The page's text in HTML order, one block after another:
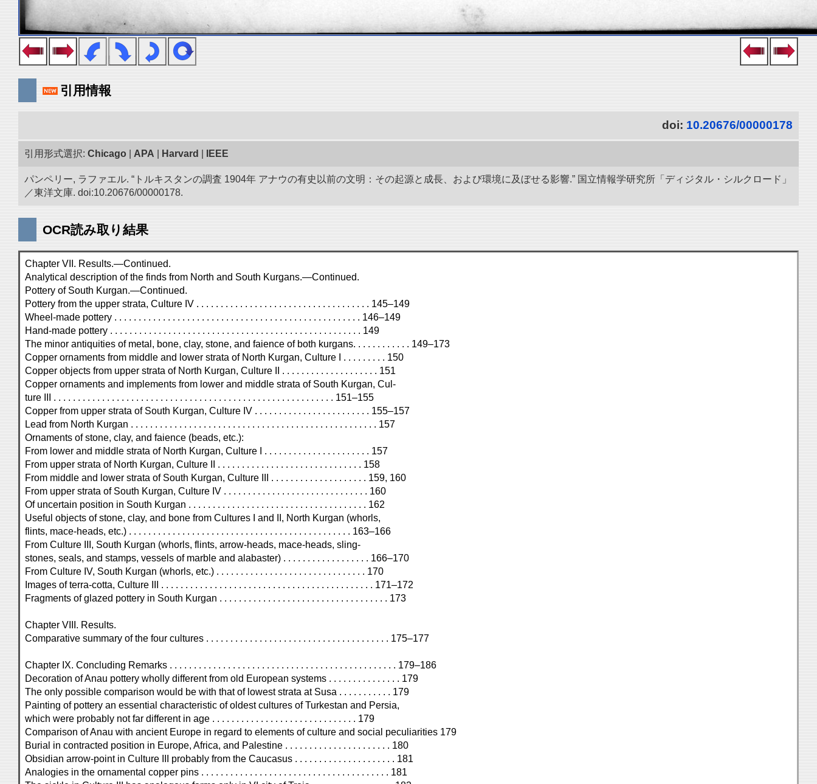
引用情報
doi: 10.20676/00000178
引用形式選択: Chicago APA Harvard IEEE
パンペリー, ラファエル. “トルキスタンの調査 1904年 アナウの有史以前の文明：その起源と成長、および環境に及ぼせる影響.” 国立情報学研究所「ディジタル・シルクロード」
／東洋文庫. doi:10.20676/00000178.
OCR読み取り結果
Chapter VII. Results.—Continued.
Analytical description of the finds from North and South Kurgans.—Continued.
Pottery of South Kurgan.—Continued.
Pottery from the upper strata, Culture IV . . . . . . . . . . . . . . . . . . . . . . . . . . . . . . . . . . . . 145–149
Wheel-made pottery . . . . . . . . . . . . . . . . . . . . . . . . . . . . . . . . . . . . . . . . . . . . . . . . . . . 146–149
Hand-made pottery . . . . . . . . . . . . . . . . . . . . . . . . . . . . . . . . . . . . . . . . . . . . . . . . . . . . 149
The minor antiquities of metal, bone, clay, stone, and faience of both kurgans. . . . . . . . . . . . 149–173
Copper ornaments from middle and lower strata of North Kurgan, Culture I . . . . . . . . . 150
Copper objects from upper strata of North Kurgan, Culture II . . . . . . . . . . . . . . . . . . . . 151
Copper ornaments and implements from lower and middle strata of South Kurgan, Cul-
ture III . . . . . . . . . . . . . . . . . . . . . . . . . . . . . . . . . . . . . . . . . . . . . . . . . . . . . . . . . . 151–155
Copper from upper strata of South Kurgan, Culture IV . . . . . . . . . . . . . . . . . . . . . . . . 155–157
Lead from North Kurgan . . . . . . . . . . . . . . . . . . . . . . . . . . . . . . . . . . . . . . . . . . . . . . . . . . . 157
Ornaments of stone, clay, and faience (beads, etc.):
From lower and middle strata of North Kurgan, Culture I . . . . . . . . . . . . . . . . . . . . . . 157
From upper strata of North Kurgan, Culture II . . . . . . . . . . . . . . . . . . . . . . . . . . . . . . 158
From middle and lower strata of South Kurgan, Culture III . . . . . . . . . . . . . . . . . . . . 159, 160
From upper strata of South Kurgan, Culture IV . . . . . . . . . . . . . . . . . . . . . . . . . . . . . . 160
Of uncertain position in South Kurgan . . . . . . . . . . . . . . . . . . . . . . . . . . . . . . . . . . . . . 162
Useful objects of stone, clay, and bone from Cultures I and II, North Kurgan (whorls,
flints, mace-heads, etc.) . . . . . . . . . . . . . . . . . . . . . . . . . . . . . . . . . . . . . . . . . . . . . . 163–166
From Culture III, South Kurgan (whorls, flints, arrow-heads, mace-heads, sling-
stones, seals, and stamps, vessels of marble and alabaster) . . . . . . . . . . . . . . . . . . 166–170
From Culture IV, South Kurgan (whorls, etc.) . . . . . . . . . . . . . . . . . . . . . . . . . . . . . . . 170
Images of terra-cotta, Culture III . . . . . . . . . . . . . . . . . . . . . . . . . . . . . . . . . . . . . . . . . . . . 171–172
Fragments of glazed pottery in South Kurgan . . . . . . . . . . . . . . . . . . . . . . . . . . . . . . . . . . . 173
Chapter VIII. Results.
Comparative summary of the four cultures . . . . . . . . . . . . . . . . . . . . . . . . . . . . . . . . . . . . . . 175–177
Chapter IX. Concluding Remarks . . . . . . . . . . . . . . . . . . . . . . . . . . . . . . . . . . . . . . . . . . . . . . . 179–186
Decoration of Anau pottery wholly different from old European systems . . . . . . . . . . . . . . . 179
The only possible comparison would be with that of lowest strata at Susa . . . . . . . . . . . 179
Painting of pottery an essential characteristic of oldest cultures of Turkestan and Persia,
which were probably not far different in age . . . . . . . . . . . . . . . . . . . . . . . . . . . . . . 179
Comparison of Anau with ancient Europe in regard to elements of culture and social peculiarities 179
Burial in contracted position in Europe, Africa, and Palestine . . . . . . . . . . . . . . . . . . . . . . 180
Obsidian arrow-point in Culture III probably from the Caucasus . . . . . . . . . . . . . . . . . . . . . 181
Analogies in the ornamental copper pins . . . . . . . . . . . . . . . . . . . . . . . . . . . . . . . . . . . . . . . 181